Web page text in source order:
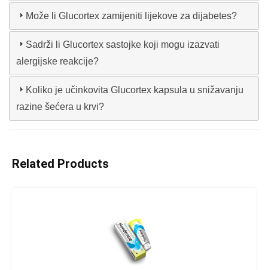
Može li Glucortex zamijeniti lijekove za dijabetes?
Sadrži li Glucortex sastojke koji mogu izazvati
alergijske reakcije?
Koliko je učinkovita Glucortex kapsula u snižavanju
razine šećera u krvi?
Related Products